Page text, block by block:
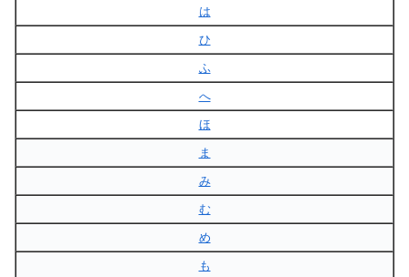
は
ひ
ふ
へ
ほ
ま
み
む
め
も